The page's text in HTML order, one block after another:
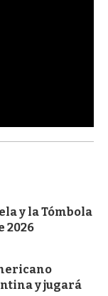
y la Tómbola
2026
y jugará